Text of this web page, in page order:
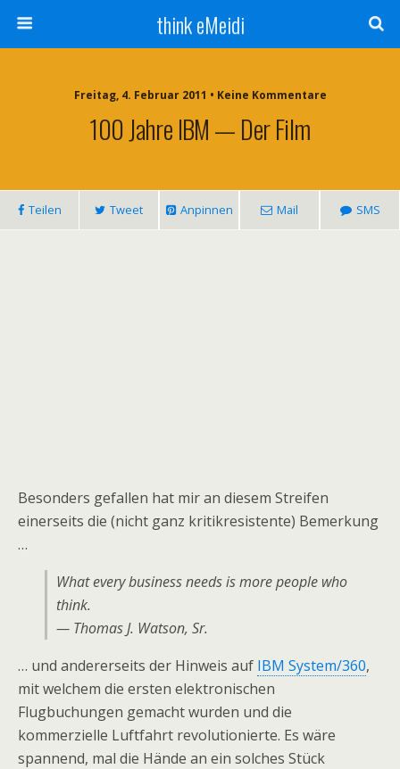
think eMeidi
Freitag, 4. Februar 2011 • Keine Kommentare
100 Jahre IBM — Der Film
Teilen Tweet Anpinnen Mail SMS
Besonders gefallen hat mir an diesem Streifen
einerseits die (nicht ganz kritikresistente) Bemerkung
…
What every business needs is more people who
think.
— Thomas J. Watson, Sr.
… und andererseits der Hinweis auf IBM System/360,
mit welchem die ersten elektronischen
Flugbuchungen gemacht wurden und die
kommerzielle Luftfahrt revolutionierte. Es wäre
spannend, mal die Hände an ein solches Stück